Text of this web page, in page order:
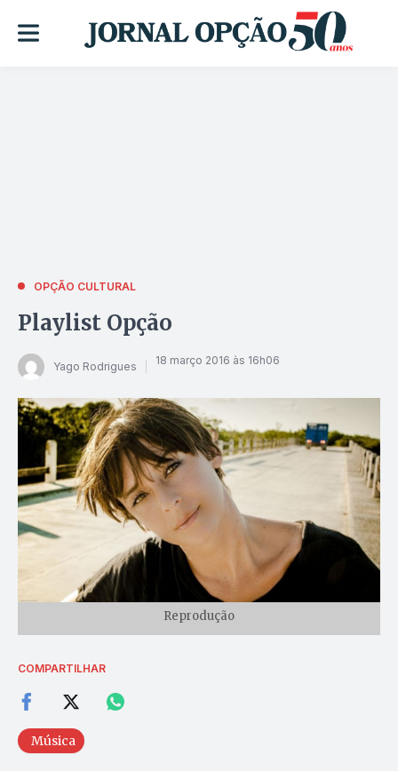
OPÇÃO CULTURAL
Playlist Opção
Yago Rodrigues 18 março 2016 às 16h06
Reprodução
COMPARTILHAR
Música